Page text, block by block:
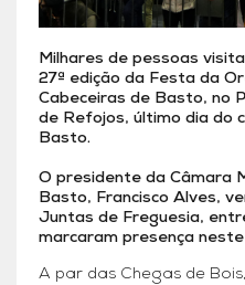
Milhares de pessoas
27ª edição da Festa da
Cabeceiras de Basto, no
de Refojos, último dia do
Basto.
O presidente da Câmara
Basto, Francisco Alves,
Juntas de Freguesia,
marcaram presença
A par das Chegas de